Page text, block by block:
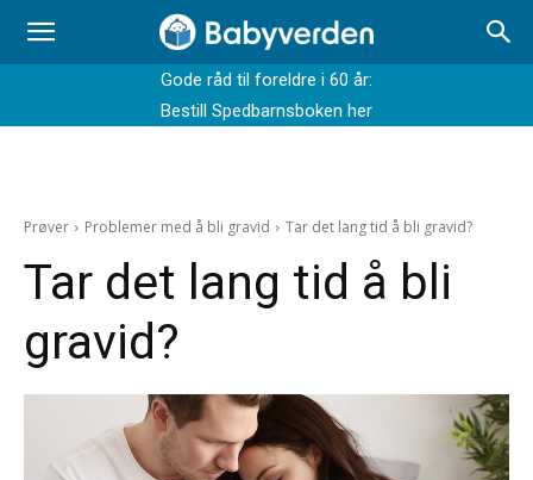
Gode råd til foreldre i 60 år:
Bestill Spedbarnsboken her
Prøver Problemer med å bli gravid Tar det lang tid å bli gravid?
Tar det lang tid å bli
gravid?